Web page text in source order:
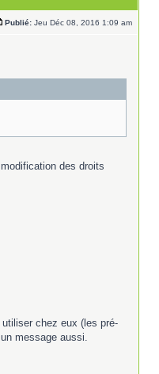
Publié: Jeu Déc 08, 2016 1:09 am
des droits
chez eux (les pré-
message aussi.